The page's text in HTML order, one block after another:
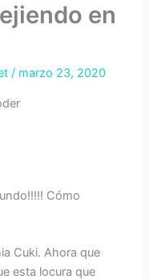
en
/ marzo 23, 2020
Cómo
Cuki. Ahora que
esta locura que